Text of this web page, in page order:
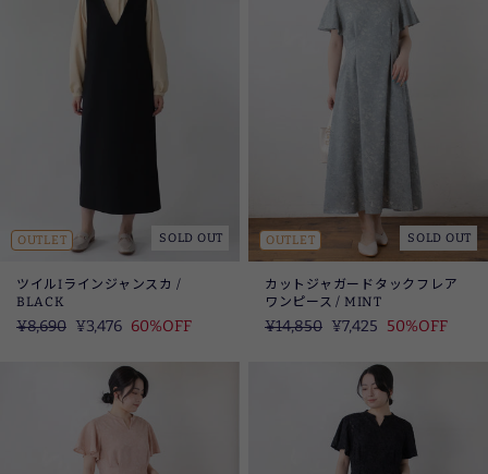
OUTLET SOLD OUT
ツイルIラインジャンスカ /
BLACK
定
¥8,690 SALE
¥3,476 60%OFF
OUTLET SOLD OUT
カットジャガードタックフレア
ワンピース / MINT
定
¥14,850 SALE
¥7,425 50%OFF